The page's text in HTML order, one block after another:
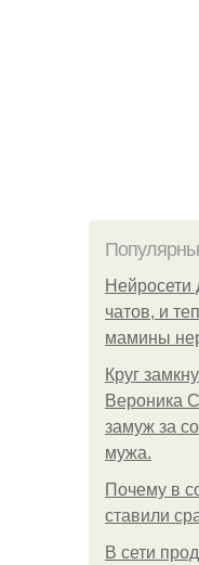
Нейросети
чатов, и
мамины
Круг
Вероника
замуж за
мужа.
Почему в
ставили
В сети